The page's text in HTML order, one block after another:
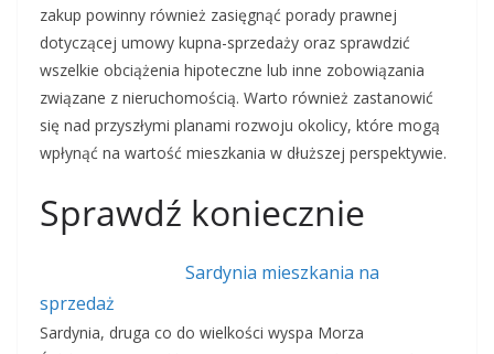
zakup powinny również zasięgnąć porady prawnej
dotyczącej umowy kupna-sprzedaży oraz sprawdzić
wszelkie obciążenia hipoteczne lub inne zobowiązania
związane z nieruchomością. Warto również zastanowić
się nad przyszłymi planami rozwoju okolicy, które mogą
wpłynąć na wartość mieszkania w dłuższej perspektywie.
Sprawdź koniecznie
Sardynia mieszkania na
sprzedaż
Sardynia, druga co do wielkości wyspa Morza